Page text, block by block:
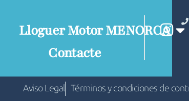
Lloguer Motor MENORCA
Contacte
Aviso Legal Términos y condiciones de